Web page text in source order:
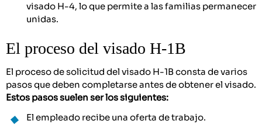
visado H-4, lo que permite a las familias permanecer
unidas.
El proceso del visado H-1B
El proceso de solicitud del visado H-1B consta de varios
pasos que deben completarse antes de obtener el visado.
Estos pasos suelen ser los siguientes:
El empleado recibe una oferta de trabajo.